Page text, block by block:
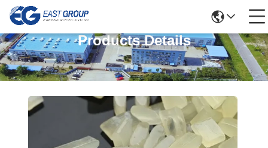
Products Details